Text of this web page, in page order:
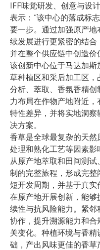
IFF味觉研发、创意与设
表示：“该中心的落成标
要一步。通过加强原产
续发展进行更紧密的结合
并在整个供应链中创造价
该创新中心位于马达加
草种植区和采后加工区
分析、萃取、香氛香精
力布局在作物产地附近
特性差异，并将实地洞
决方案。
香草是全球最复杂的天
处理和熟化工艺等因素
从原产地萃取和田间测
制的完整旅程，形成完
短开发周期，并基于真实
在原产地开展创新，能
续性与抗风险能力。紧
协作，提升溯源能力和
关变化。种植环境与香
础，产出风味更佳的香